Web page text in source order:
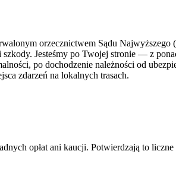
orzecznictwem Sądu Najwyższego
Jesteśmy po Twojej stronie — z
po dochodzenie należności od
zdarzeń na lokalnych trasach.
opłat ani kaucji. Potwierdzają to liczne